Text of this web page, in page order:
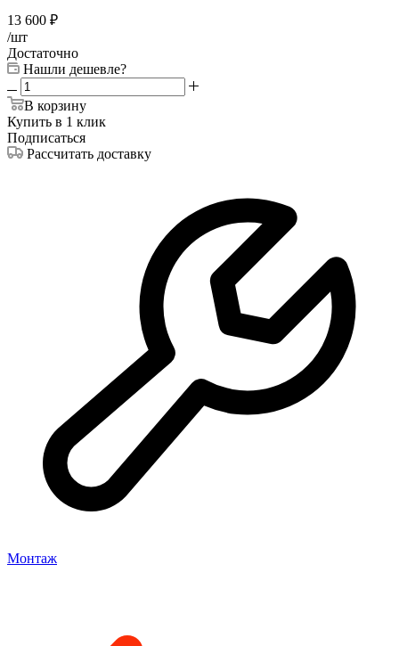
13 600 ₽
/шт
Достаточно
Нашли дешевле?
В корзину
Купить в 1 клик
Подписаться
Рассчитать доставку
Монтаж